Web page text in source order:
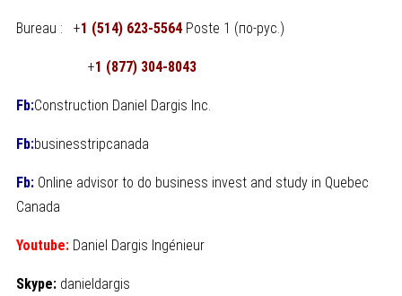
Bureau : +1 (514) 623-5564 Poste 1 (по-рус.)
+1 (877) 304-8043
Fb:Construction Daniel Dargis Inc.
Fb:businesstripcanada
Fb: Online advisor to do business invest and study in Quebec
Canada
Youtube: Daniel Dargis Ingénieur
Skype: danieldargis